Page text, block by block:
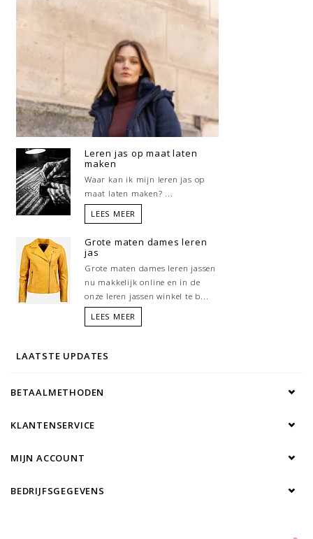
Leren jas op maat laten
maken
Waar kan ik mijn leren jas op
maat laten maken? ...
LEES MEER
Grote maten dames leren
jas
Grote maten dames leren jassen
nu makkelijk online en in de
onze leren jassen winkel te b...
LEES MEER
LAATSTE UPDATES
BETAALMETHODEN
KLANTENSERVICE
MIJN ACCOUNT
BEDRIJFSGEGEVENS